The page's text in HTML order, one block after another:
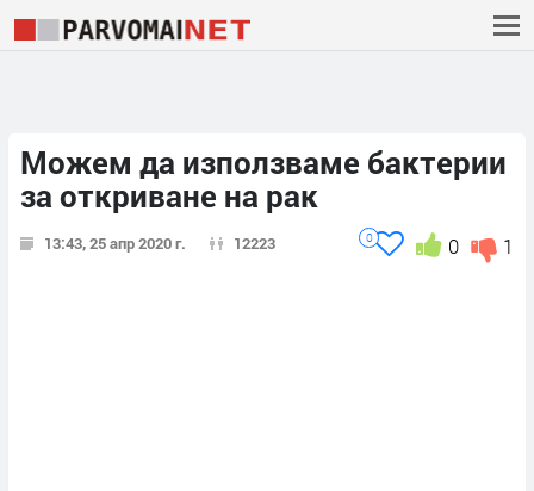
Можем да използваме бактерии
за откриване на рак
13:43, 25 апр 2020 г. 12223 1
0
0